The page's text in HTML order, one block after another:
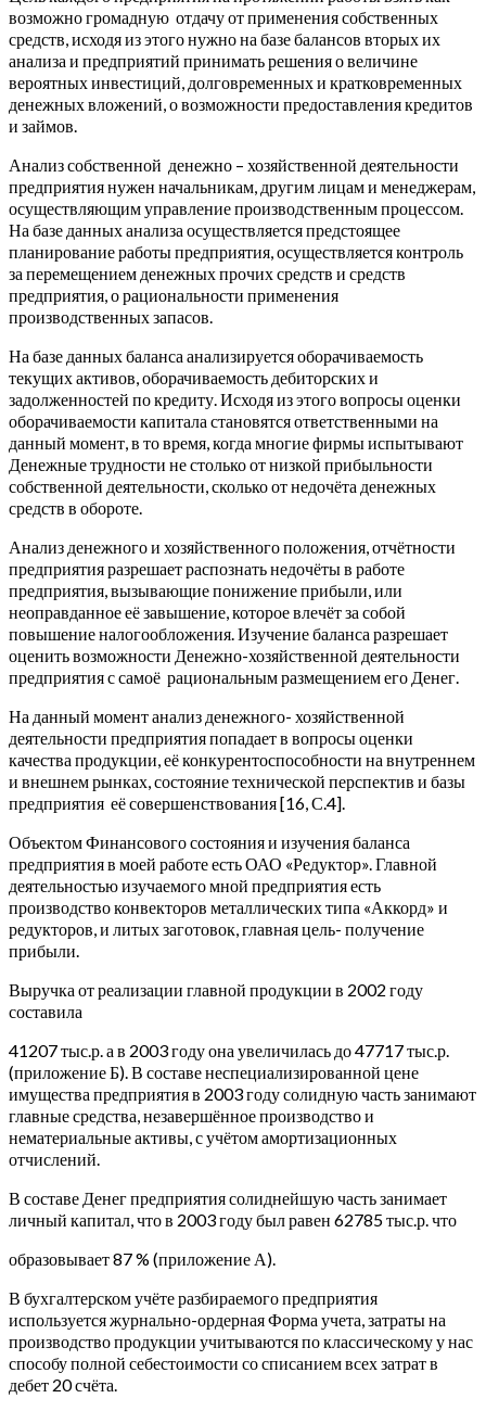
возможно громадную отдачу от применения собственных
средств, исходя из этого нужно на базе балансов вторых их
анализа и предприятий принимать решения о величине
вероятных инвестиций, долговременных и кратковременных
денежных вложений, о возможности предоставления кредитов
и займов.
Анализ собственной денежно – хозяйственной деятельности
предприятия нужен начальникам, другим лицам и менеджерам,
осуществляющим управление производственным процессом.
На базе данных анализа осуществляется предстоящее
планирование работы предприятия, осуществляется контроль
за перемещением денежных прочих средств и средств
предприятия, о рациональности применения
производственных запасов.
На базе данных баланса анализируется оборачиваемость
текущих активов, оборачиваемость дебиторских и
задолженностей по кредиту. Исходя из этого вопросы оценки
оборачиваемости капитала становятся ответственными на
данный момент, в то время, когда многие фирмы испытывают
Денежные трудности не столько от низкой прибыльности
собственной деятельности, сколько от недочёта денежных
средств в обороте.
Анализ денежного и хозяйственного положения, отчётности
предприятия разрешает распознать недочёты в работе
предприятия, вызывающие понижение прибыли, или
неоправданное её завышение, которое влечёт за собой
повышение налогообложения. Изучение баланса разрешает
оценить возможности Денежно-хозяйственной деятельности
предприятия с самоё рациональным размещением его Денег.
На данный момент анализ денежного- хозяйственной
деятельности предприятия попадает в вопросы оценки
качества продукции, её конкурентоспособности на внутреннем
и внешнем рынках, состояние технической перспектив и базы
предприятия её совершенствования [16, С.4].
Объектом Финансового состояния и изучения баланса
предприятия в моей работе есть ОАО «Редуктор». Главной
деятельностью изучаемого мной предприятия есть
производство конвекторов металлических типа «Аккорд» и
редукторов, и литых заготовок, главная цель- получение
прибыли.
Выручка от реализации главной продукции в 2002 году
составила
41207 тыс.р. а в 2003 году она увеличилась до 47717 тыс.р.
(приложение Б). В составе неспециализированной цене
имущества предприятия в 2003 году солидную часть занимают
главные средства, незавершённое производство и
нематериальные активы, с учётом амортизационных
отчислений.
В составе Денег предприятия солиднейшую часть занимает
личный капитал, что в 2003 году был равен 62785 тыс.р. что
образовывает 87 % (приложение А).
В бухгалтерском учёте разбираемого предприятия
используется журнально-ордерная Форма учета, затраты на
производство продукции учитываются по классическому у нас
способу полной себестоимости со списанием всех затрат в
дебет 20 счёта.